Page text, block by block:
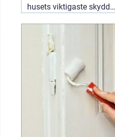
husets viktigaste skydd
vädret skiftar snabbt och
havsluften sliter extra på
material, spelar takets
kvalitet en ännu större
roll. En erfaren
02